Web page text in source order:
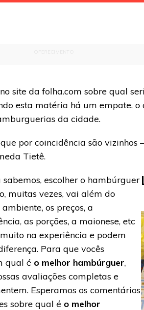
site da folha.com sobre qual
esta matéria há um empate,
da cidade.
por coincidência são vizinhos
Tietê.
sabemos, escolher o hambúrguer
muitas vezes, vai além do
ambiente, os preços, a
as porções, a maionese, etc
na experiência e podem
Para que vocês
qual é o melhor hambúrguer,
avaliações completas e
Esperamos os comentários
sobre qual é o melhor